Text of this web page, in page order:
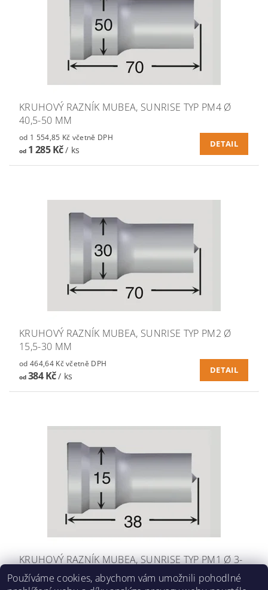
KRUHOVÝ RAZNÍK MUBEA, SUNRISE TYP PM4 Ø
40,5-50 MM
od 1 554,85 Kč včetně DPH
od1 285 Kč/ ks
DETAIL
KRUHOVÝ RAZNÍK MUBEA, SUNRISE TYP PM2 Ø
15,5-30 MM
od 464,64 Kč včetně DPH
od384 Kč/ ks
DETAIL
KRUHOVÝ RAZNÍK MUBEA, SUNRISE TYP PM1 Ø 3-
15 MM
Používáme cookies, abychom vám umožnili pohodlné